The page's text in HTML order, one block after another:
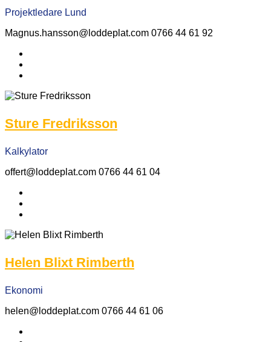
Projektledare Lund
Magnus.hansson@loddeplat.com 0766 44 61 92
Sture Fredriksson
Kalkylator
offert@loddeplat.com 0766 44 61 04
Helen Blixt Rimberth
Ekonomi
helen@loddeplat.com 0766 44 61 06